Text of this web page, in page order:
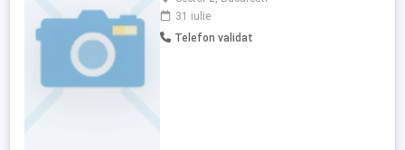
unitate,salariu plus comisioane
31 iulie
Telefon validat